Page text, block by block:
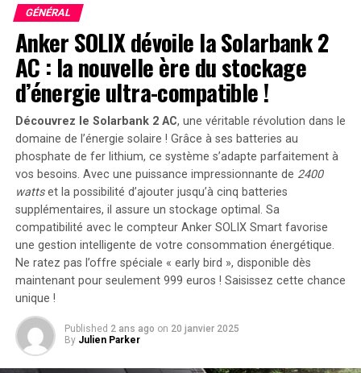
séquence est un ⁣indicateur, l’univers de ​
Mayhem
ne perdra⁤ rien ⁤de sa magie en passant du grand
⁣écran à la⁢ télévision en ⁤streaming.
Date de Lancement
Tales of⁢ the Teenage Mutant Ninja ‌Turtles⁣sera
disponible en streaming sur ⁣Paramount+ à partir du 9
août.
RELATED TOPICS: AVENTURES GÉNÉRIQUE
TORTUES NINJA
VOYAGE ARTISTIQUE
UP NEXT
Attention aux faux domaines CrowdStrike diffusant des
malwares Lumma ! Protégez-vous !
DON'T MISS
WhatsApp franchit le cap des 100 millions d’utilisateurs
mensuels aux États-Unis : un nouveau défi se profile à
l’horizon !
GÉNÉRAL
Anker SOLIX dévoile la Solarbank 2
AC : la nouvelle ère du stockage
d’énergie ultra-compatible !
Découvrez le Solarbank 2 AC, une véritable révolution dans le
domaine de l’énergie solaire ! Grâce à ses batteries au
phosphate de fer lithium, ce système s’adapte parfaitement à
vos besoins. Avec une puissance impressionnante de 2400
wattset la possibilité d’ajouter jusqu’à cinq batteries
supplémentaires, il assure un stockage optimal. Sa
compatibilité avec le compteur Anker SOLIX Smart favorise
une gestion intelligente de votre consommation énergétique.
Ne ratez pas l’offre spéciale « early bird », disponible dès
maintenant pour seulement 999 euros ! Saisissez cette chance
unique !
Published 2 ans ago on 20 janvier 2025
By Julien Parker